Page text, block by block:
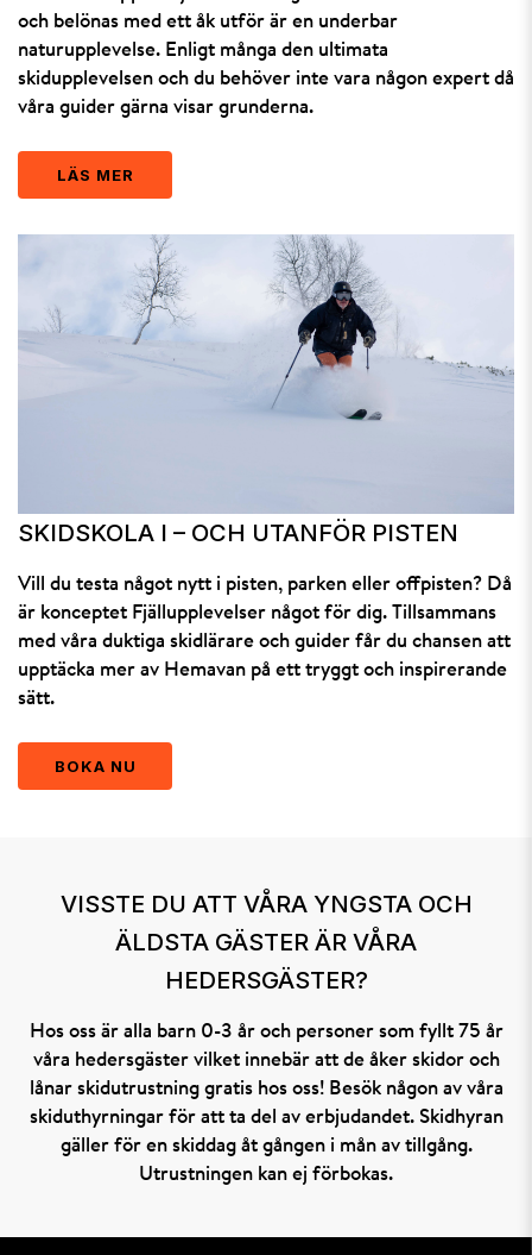
och belönas med ett åk utför är en underbar
naturupplevelse. Enligt många den ultimata
skidupplevelsen och du behöver inte vara någon expert då
våra guider gärna visar grunderna.
LÄS MER
SKIDSKOLA I – OCH UTANFÖR PISTEN
Vill du testa något nytt i pisten, parken eller offpisten? Då
är konceptet Fjällupplevelser något för dig. Tillsammans
med våra duktiga skidlärare och guider får du chansen att
upptäcka mer av Hemavan på ett tryggt och inspirerande
sätt.
BOKA NU
VISSTE DU ATT VÅRA YNGSTA OCH
ÄLDSTA GÄSTER ÄR VÅRA
HEDERSGÄSTER?
Hos oss är alla barn 0-3 år och personer som fyllt 75 år
våra hedersgäster vilket innebär att de åker skidor och
lånar skidutrustning gratis hos oss! Besök någon av våra
skiduthyrningar för att ta del av erbjudandet. Skidhyran
gäller för en skiddag åt gången i mån av tillgång.
Utrustningen kan ej förbokas.